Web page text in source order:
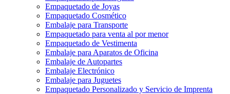
Empaquetado de Joyas
Empaquetado Cosmético
Embalaje para Transporte
Empaquetado para venta al por menor
Empaquetado de Vestimenta
Embalaje para Aparatos de Oficina
Embalaje de Autopartes
Embalaje Electrónico
Embalaje para Juguetes
Empaquetado Personalizado y Servicio de Imprenta